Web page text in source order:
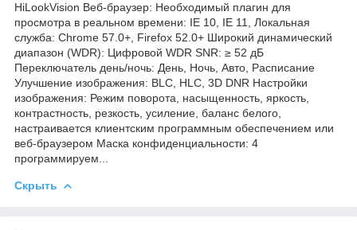
HiLookVision Веб-браузер: Необходимый плагин для
просмотра в реальном времени: IE 10, IE 11, Локальная
служба: Chrome 57.0+, Firefox 52.0+ Широкий динамический
диапазон (WDR): Цифровой WDR SNR: ≥ 52 дБ
Переключатель день/ночь: День, Ночь, Авто, Расписание
Улучшение изображения: BLC, HLC, 3D DNR Настройки
изображения: Режим поворота, насыщенность, яркость,
контрастность, резкость, усиление, баланс белого,
настраивается клиентским программным обеспечением или
веб-браузером Маска конфиденциальности: 4
программируем...
Скрыть